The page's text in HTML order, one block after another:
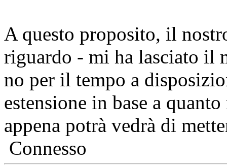
A questo proposito, il
riguardo - mi ha lasciato il
no per il tempo a
estensione in base a
appena potrà vedrà di
Connesso